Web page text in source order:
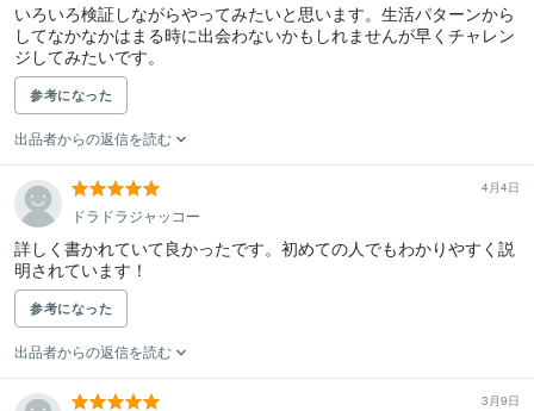
いろいろ検証しながらやってみたいと思います。生活パターンから
してなかなかはまる時に出会わないかもしれませんが早くチャレン
ジしてみたいです。
参考になった
出品者からの返信を読む
4月4日
ドラドラジャッコー
詳しく書かれていて良かったです。初めての人でもわかりやすく説
明されています！
参考になった
出品者からの返信を読む
3月9日